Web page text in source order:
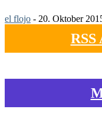
el flojo - 20. Oktober